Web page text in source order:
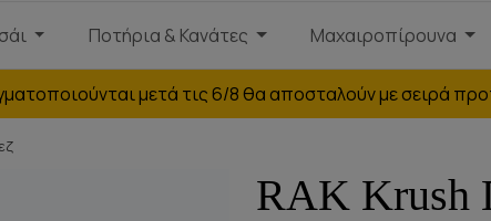
Ποτήρια & Κανάτες Μαχαιροπίρουνα
μετά τις 6/8 θα αποσταλούν με σειρά
RAK Krush